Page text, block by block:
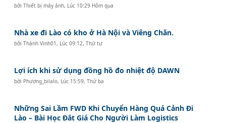
bởiThiết bị máy ảnh, Lúc 10:29 Hôm qua
Nhà xe đi Lào có kho ở Hà Nội và Viêng Chăn.
bởiThành Vinh01 , Lúc 09:12, Thứ tư
Lợi ích khi sử dụng đồng hồ đo nhiệt độ DAWN
bởi Phương_bilalo, Lúc 15:59, Thứ ba
Những Sai Lầm FWD Khi Chuyển Hàng Quá Cảnh Đi
Lào – Bài Học Đắt Giá Cho Người Làm Logistics